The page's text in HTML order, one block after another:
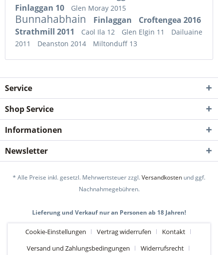
Finlaggan 10 Glen Moray 2015
Bunnahabhain Finlaggan
Croftengea 2016
Strathmill 2011
Caol Ila 12 Glen Elgin 11
Dailuaine
2011
Deanston 2014 Miltonduff 13
Service
Shop Service
Informationen
Newsletter
* Alle Preise inkl. gesetzl. Mehrwertsteuer zzgl.Versandkosten und ggf.
Nachnahmegebühren.
Lieferung und Verkauf nur an Personen ab 18 Jahren!
Cookie-Einstellungen Vertrag widerrufen
Kontakt
Versand und Zahlungsbedingungen
Widerrufsrecht